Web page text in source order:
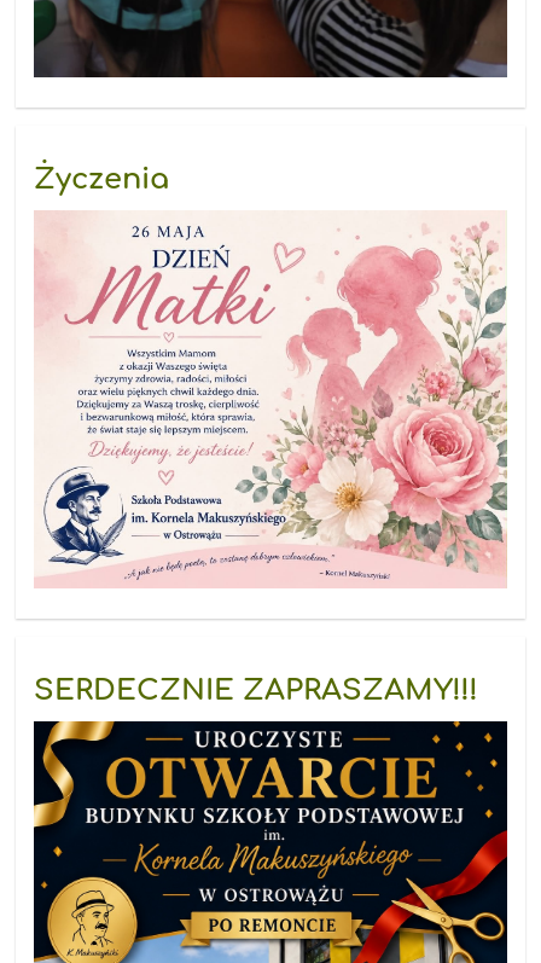
Życzenia
SERDECZNIE ZAPRASZAMY!!!